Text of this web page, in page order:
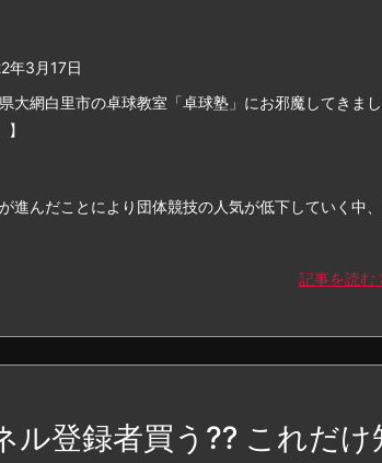
年3月17日
県大網白里市の卓球教室「卓球塾」にお邪魔してきま
進んだことにより団体競技の人気が低下していく中
記事を読む
ル登録者買う⁇ これだけ